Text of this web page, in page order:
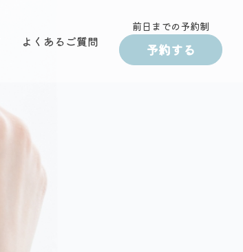
よくあるご質問
前日までの予約制
予約する